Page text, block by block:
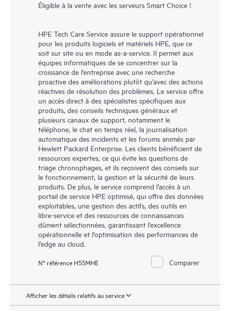
Éligible à la vente avec les serveurs Smart Choice !
HPE Tech Care Service assure le support opérationnel
pour les produits logiciels et matériels HPE, que ce
soit sur site ou en mode as-a-service. Il permet aux
équipes informatiques de se concentrer sur la
croissance de l’entreprise avec une recherche
proactive des améliorations plutôt qu’avec des actions
réactives de résolution des problèmes. Le service offre
un accès direct à des spécialistes spécifiques aux
produits, des conseils techniques généraux et
plusieurs canaux de support, notamment le
téléphone, le chat en temps réel, la journalisation
automatique des incidents et les forums animés par
Hewlett Packard Enterprise. Les clients bénéficient de
ressources expertes, ce qui évite les questions de
triage chronophages, et ils reçoivent des conseils sur
le fonctionnement, la gestion et la sécurité de leurs
produits. De plus, le service comprend l’accès à un
portail de service HPE optimisé, qui offre des données
exploitables, une gestion des actifs, des outils en
libre-service et des ressources de connaissances
dûment sélectionnées, garantissant l’excellence
opérationnelle et l’optimisation des performances de
l’edge au cloud.
N° référence H55MHE Comparer
Afficher les détails relatifs au service